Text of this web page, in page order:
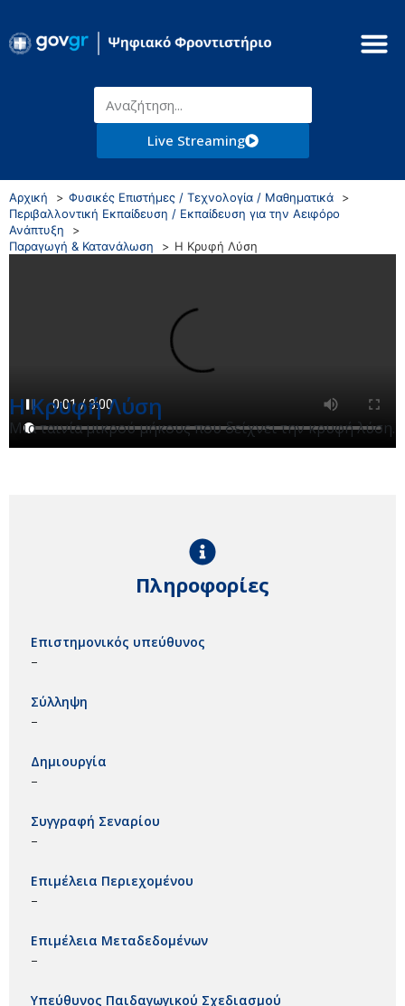
Live Streaming
Αρχική
Φυσικές Επιστήμες / Τεχνολογία / Μαθηματικά
Περιβαλλοντική Εκπαίδευση / Εκπαίδευση για την Αειφόρο
Ανάπτυξη
Παραγωγή & Κατανάλωση
Η Κρυφή Λύση
Η Κρυφή Λύση
Μια ταινία μικρού μήκους που δείχνει την κρυφή λύση.
Πληροφορίες
Επιστημονικός υπεύθυνος
–
Σύλληψη
–
Δημιουργία
–
Συγγραφή Σεναρίου
–
Επιμέλεια Περιεχομένου
–
Επιμέλεια Μεταδεδομένων
–
Υπεύθυνος Παιδαγωγικού Σχεδιασμού